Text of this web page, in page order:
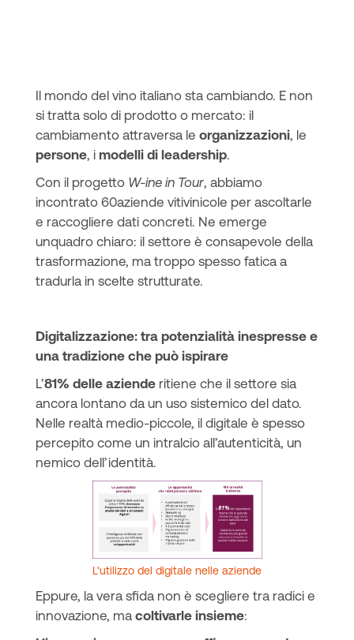
Il mondo del vino italiano sta cambiando. E non
si tratta solo di prodotto o mercato: il
cambiamento attraversa le organizzazioni, le
persone, i modelli di leadership.
Con il progetto W-ine in Tour, abbiamo
incontrato 60aziende vitivinicole per ascoltarle
e raccogliere dati concreti. Ne emerge
unquadro chiaro: il settore è consapevole della
trasformazione, ma troppo spesso fatica a
tradurla in scelte strutturate.
Digitalizzazione: tra potenzialità inespresse e
una tradizione che può ispirare
L’81% delle azienderitiene che il settore sia
ancora lontano da un uso sistemico del dato.
Nelle realtà medio-piccole, il digitale è spesso
percepito come un intralcio all’autenticità, un
nemico dell’identità.
L'utilizzo del digitale nelle aziende
Eppure, la vera sfida non è scegliere tra radici e
innovazione, ma coltivarle insieme: